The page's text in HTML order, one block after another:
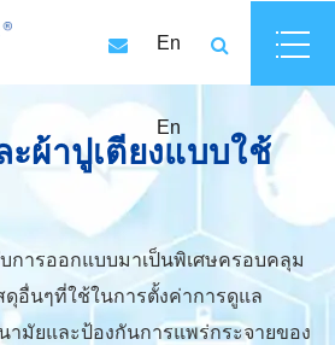
En
En
ผ้าปูเตียงแบบใช้
การออกแบบมาเป็นพิเศษครอบคลุม
อื่นๆที่ใช้ในการตั้งค่าการดูแล
มัยและป้องกันการแพร่กระจายของ